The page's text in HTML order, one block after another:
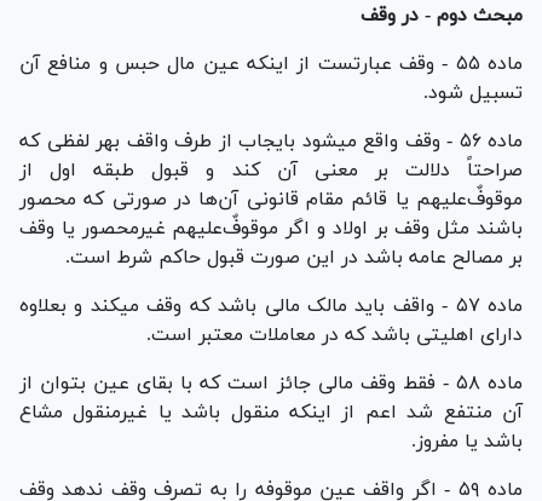
مبحث دوم - در وقف
ماده ۵۵ - وقف عبارتست از اینکه عین مال حبس و منافع آن
تسبیل شود.
ماده ۵۶ - وقف واقع میشود بایجاب از طرف واقف بهر لفظی که
صراحتاً دلالت بر معنی آن کند و قبول طبقه اول از
موقوف‌ٌعلیهم یا قائم مقام قانونی آن‌ها در صورتی که محصور
باشند مثل وقف بر اولاد و اگر موقوف‌ٌعلیهم غیرمحصور یا وقف
بر مصالح عامه باشد در این صورت قبول حاکم شرط است.
ماده ۵۷ - واقف باید مالک مالی باشد که وقف میکند و بعلاوه
دارای اهلیتی باشد که در معاملات معتبر است.
ماده ۵۸ - فقط وقف مالی جائز است که با بقای عین بتوان از
آن منتفع شد اعم از اینکه منقول باشد یا غیرمنقول مشاع
باشد یا مفروز.
ماده ۵۹ - اگر واقف عین موقوفه را به تصرف وقف ندهد وقف